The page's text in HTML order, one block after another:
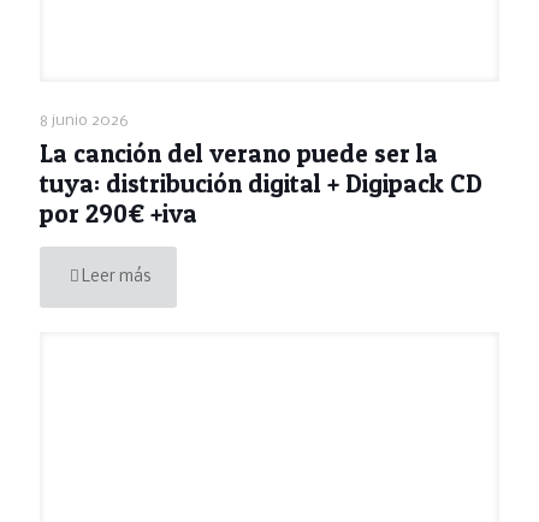
8 junio 2026
La canción del verano puede ser la
tuya: distribución digital + Digipack CD
por 290€ +iva
Leer más